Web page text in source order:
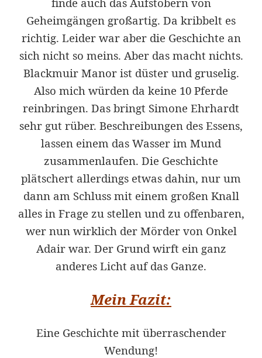
Geheimgängen großartig. Da kribbelt es
richtig. Leider war aber die Geschichte an
sich nicht so meins. Aber das macht nichts.
Blackmuir Manor ist düster und gruselig.
Also mich würden da keine 10 Pferde
reinbringen. Das bringt Simone Ehrhardt
sehr gut rüber. Beschreibungen des Essens,
lassen einem das Wasser im Mund
zusammenlaufen. Die Geschichte
plätschert allerdings etwas dahin, nur um
dann am Schluss mit einem großen Knall
alles in Frage zu stellen und zu offenbaren,
wer nun wirklich der Mörder von Onkel
Adair war. Der Grund wirft ein ganz
anderes Licht auf das Ganze.
Mein Fazit:
Eine Geschichte mit überraschender
Wendung!